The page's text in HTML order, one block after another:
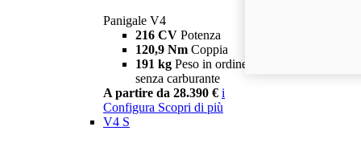
Panigale V4
216 CV Potenza
120,9 Nm Coppia
191 kg Peso in ordine di marcia
senza carburante
A partire da 28.390 € i
Configura Scopri di più
V4 S